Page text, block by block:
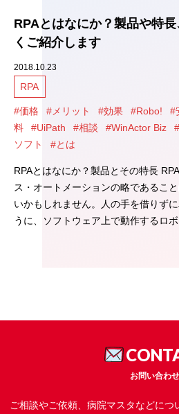
RPAとはなにか？製品や特
くご紹介します
2018.10.23
RPA
#価格 #メリット #効果 #Robo! #
料
#UiPath #相談 #WinActor Biz
ソフト
#とは
RPAとはなにか？製品とその特長
ス・オートメーションの略であるこ
いかもしれません。人の手を借りず
うに、ソフトウェア上で動作するロ
お問い合わせ
ご相談やご依頼、病院マスタなどにつ